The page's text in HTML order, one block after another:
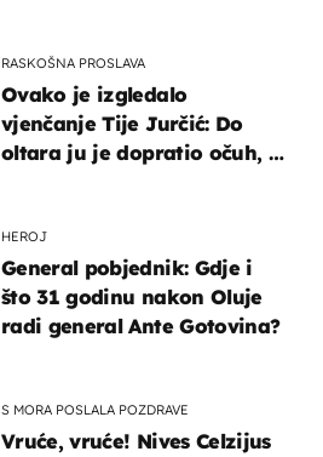
RASKOŠNA PROSLAVA
Ovako je izgledalo
vjenčanje Tije Jurčić: Do
oltara ju je dopratio očuh, a
HEROJ
General pobjednik: Gdje i
što 31 godinu nakon Oluje
radi general Ante Gotovina?
S MORA POSLALA POZDRAVE
Vruće, vruće! Nives Celzijus